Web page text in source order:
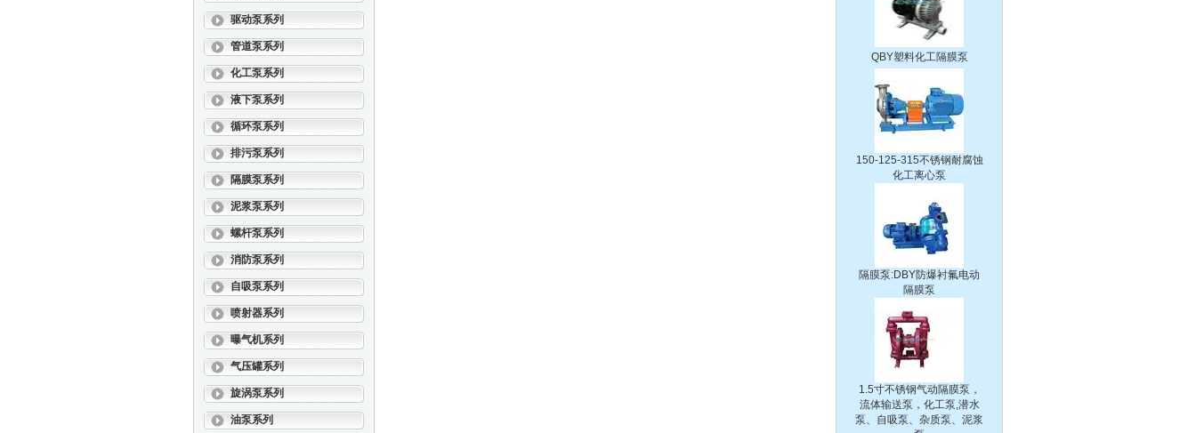
驱动泵系列
管道泵系列
化工泵系列
液下泵系列
循环泵系列
排污泵系列
隔膜泵系列
泥浆泵系列
螺杆泵系列
消防泵系列
自吸泵系列
喷射器系列
曝气机系列
气压罐系列
旋涡泵系列
油泵系列
QBY塑料化工隔膜泵
化工离心泵
隔膜泵
流体输送泵，化工泵,潜水
泵、自吸泵、杂质泵、泥浆
泵